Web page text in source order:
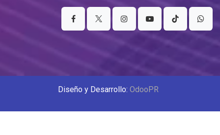
Diseño y Desarrollo: OdooPR